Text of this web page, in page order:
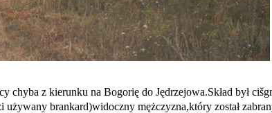
chyba z kierunku na Bogorię do Jędrzejowa.Skład był
brankard)widoczny mężczyzna,który został